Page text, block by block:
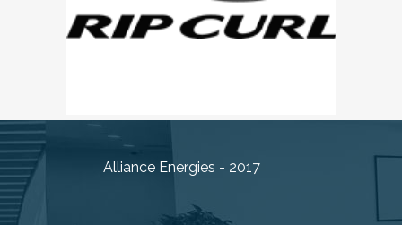
Alliance Energies - 2017